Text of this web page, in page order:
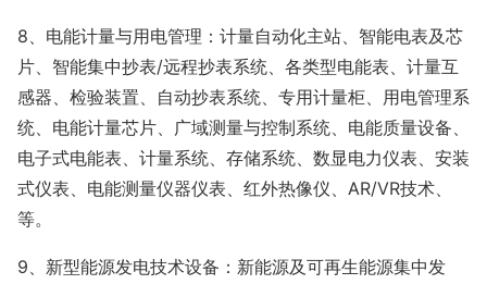
8、电能计量与用电管理：计量自动化主站、智能电表及芯
片、智能集中抄表/远程抄表系统、各类型电能表、计量互
感器、检验装置、自动抄表系统、专用计量柜、用电管理系
统、电能计量芯片、广域测量与控制系统、电能质量设备、
电子式电能表、计量系统、存储系统、数显电力仪表、安装
式仪表、电能测量仪器仪表、红外热像仪、AR/VR技术、
等。
9、新型能源发电技术设备：新能源及可再生能源集中发